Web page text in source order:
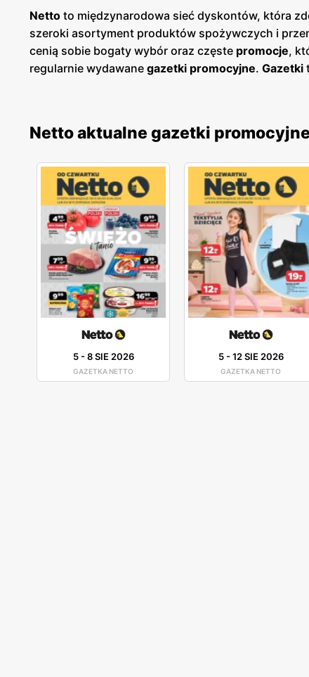
Netto to międzynarodowa sieć dyskontów, która
szeroki asortyment produktów spożywczych i
cenią sobie bogaty wybór oraz częste promocje,
regularnie wydawane gazetki promocyjne. Gazetki
planować swoje zakupy i korzystać z
wybór produktów od lokalnych dostawców. Dzięki
innowacyjność i ciągłe udoskonalanie swojej
przemysłowych.
Netto aktualne gazetki promocyjne
5-8 SIE 2026
GAZETKA NETTO
5-12 SIE 2026
GAZETKA NETTO